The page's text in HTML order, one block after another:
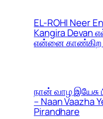
EL-ROHI Neer
Kangira Devan
என்னை
நான் வாழ இயேசு
– Naan Vaazha
Pirandhare